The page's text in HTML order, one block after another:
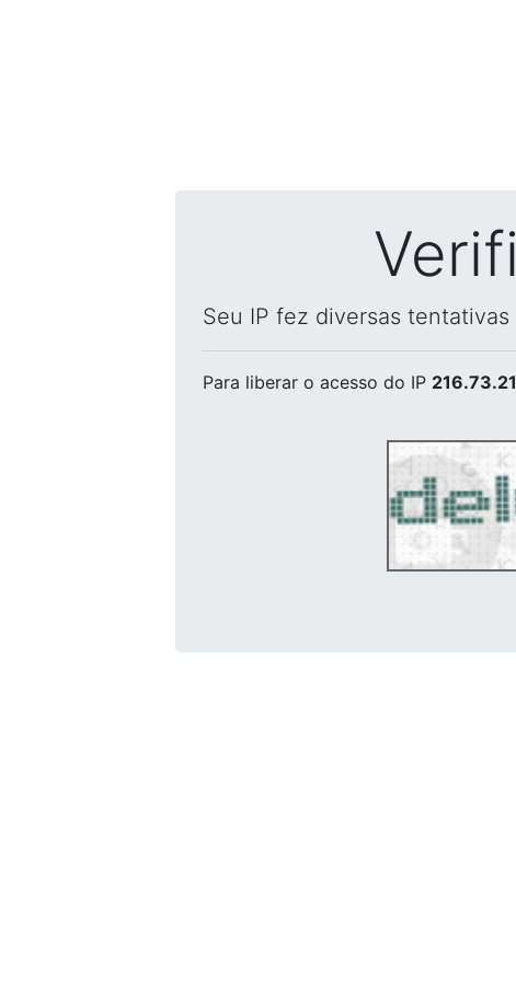
Seu IP fez diversas
Para liberar o acesso do IP